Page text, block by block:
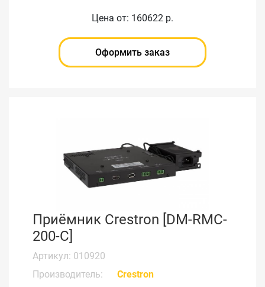
Цена от: 160622 р.
Оформить заказ
Приёмник Crestron [DM-RMC-
200-C]
Артикул: 010920
Производитель:
Crestron